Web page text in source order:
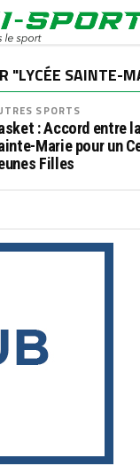
"LYCÉE SAINTE-
SPORTS
: Accord entre
Marie pour un
Filles